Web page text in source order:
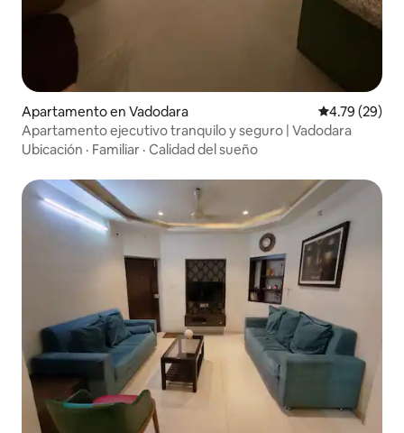
Apartamento en Vadodara Calificación
4.79 (29)
Apartamento ejecutivo tranquilo y seguro | Vadodara
Ubicación · Familiar · Calidad del sueño